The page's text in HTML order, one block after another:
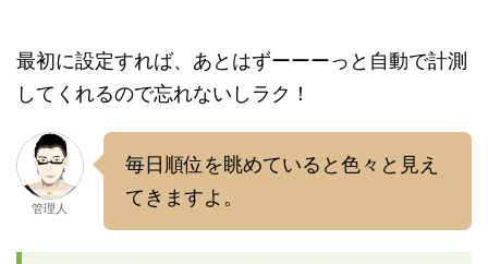
最初に設定すれば、あとはずーーーっと自動で計測
してくれるので忘れないしラク！
管理人
毎日順位を眺めていると色々と見え
てきますよ。